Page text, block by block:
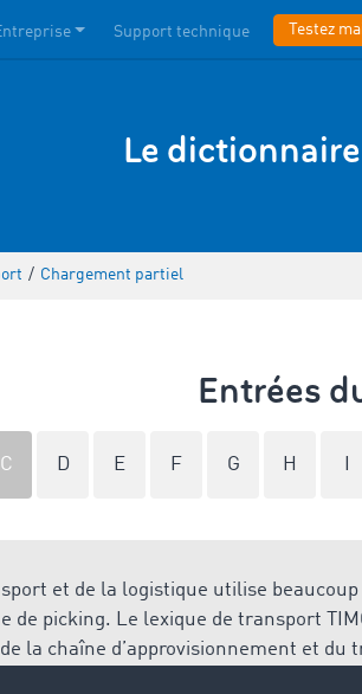
Support technique Testez
Le
/ Chargement partiel
Entrées
C D E F G H
et de la logistique utilise
de picking. Le lexique de transport
la chaîne d’approvisionnement et